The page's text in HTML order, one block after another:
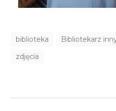
biblioteka Bibliotekarz
zdjęcia